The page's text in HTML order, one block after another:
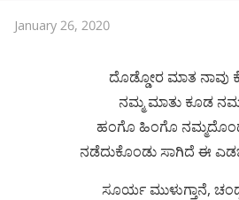
January 26, 2020
ದೊಡ್ಡೋರ ಮಾತ ನಾವು
ನಮ್ಮ ಮಾತು ಕೂಡ
ಹಂಗೊ ಹಿಂಗೊ
ನಡೆದುಕೊಂಡು ಸಾಗಿದೆ ಈ
ಸೂರ್ಯ ಮುಳುಗ್ತಾನೆ,